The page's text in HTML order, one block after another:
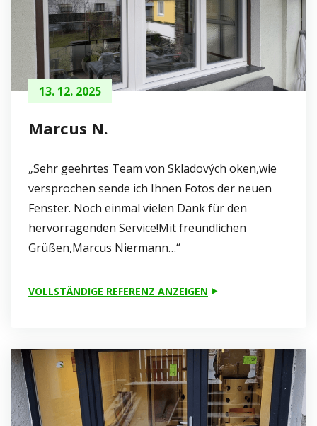
13. 12. 2025
Marcus N.
„Sehr geehrtes Team von Skladových oken,wie
versprochen sende ich Ihnen Fotos der neuen
Fenster. Noch einmal vielen Dank für den
hervorragenden Service!Mit freundlichen
Grüßen,Marcus Niermann…“
VOLLSTÄNDIGE REFERENZ ANZEIGEN